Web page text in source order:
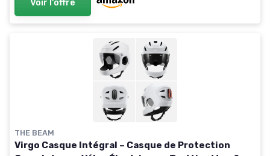
Voir l'offre
THE BEAM
Virgo Casque Intégral – Casque de Protection